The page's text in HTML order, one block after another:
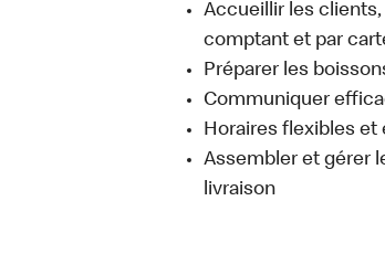
Accueillir les
comptant et par
Préparer les
Communiquer
Horaires flexibles et
Assembler et gérer
livraison